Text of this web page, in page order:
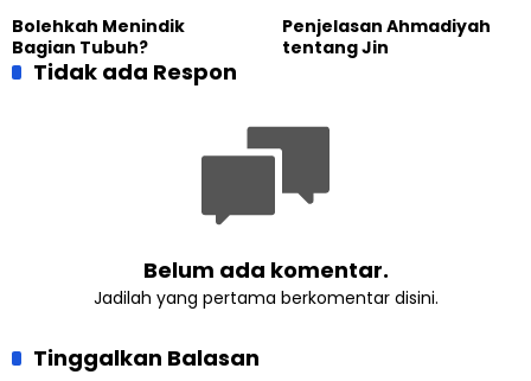
Bolehkah Menindik
Bagian Tubuh?
Penjelasan Ahmadiyah
tentang Jin
Tidak ada Respon
Belum ada komentar.
Jadilah yang pertama berkomentar disini.
Tinggalkan Balasan